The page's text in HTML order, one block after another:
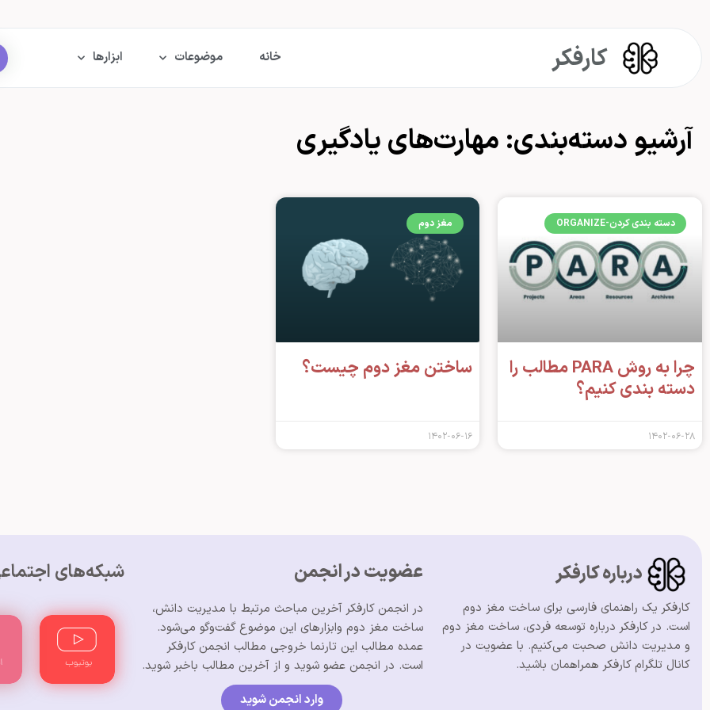
محتوا
کارفکر خانه موضوعات ابزارها
آرشیو دسته‌بندی: مهارت‌های یادگیری
دسته بندی کردن-ORGANIZE
چرا به روش PARA مطالب را
دسته بندی کنیم؟
۱۴۰۲-۰۶-۲۸
مغز دوم
ساختن مغز دوم چیست؟
۱۴۰۲-۰۶-۱۶
درباره کارفکر
کارفکر یک راهنمای فارسی برای ساخت مغز دوم
است. در کارفکر درباره توسعه فردی، ساخت مغز دوم
و مدیریت دانش صحبت می‌کنیم. با عضویت در
کانال تلگرام کارفکر همراهمان باشید.
عضویت در انجمن
در انجمن کارفکر آخرین مباحث مرتبط با مدیریت دانش،
ساخت مغز دوم وابزارهای این موضوع گفت‌وگو می‌شود.
عمده مطالب این تارنما خروجی مطالب انجمن کارفکر
است. در انجمن عضو شوید و از آخرین مطالب باخبر شوید.
وارد انجمن شوید
شبکه‌های